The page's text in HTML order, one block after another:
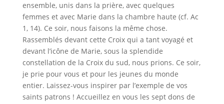
ensemble, unis dans la prière, avec quelques
femmes et avec Marie dans la chambre haute (cf. Ac
1, 14). Ce soir, nous faisons la même chose.
Rassemblés devant cette Croix qui a tant voyagé et
devant l’icône de Marie, sous la splendide
constellation de la Croix du sud, nous prions. Ce soir,
je prie pour vous et pour les jeunes du monde
entier. Laissez-vous inspirer par l’exemple de vos
saints patrons ! Accueillez en vous les sept dons de